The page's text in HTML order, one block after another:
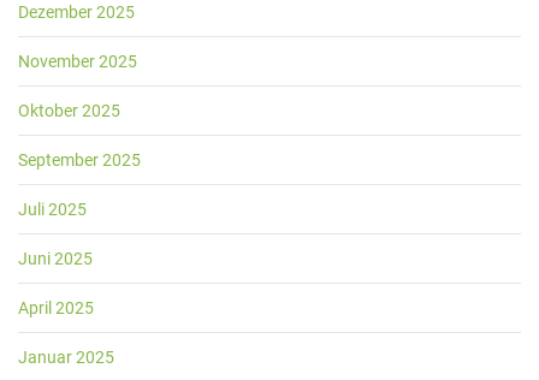
Dezember 2025
November 2025
Oktober 2025
September 2025
Juli 2025
Juni 2025
April 2025
Januar 2025